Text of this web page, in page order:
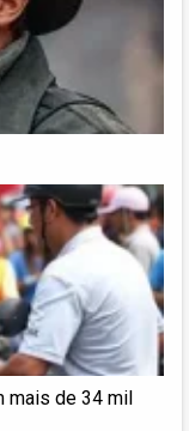
mais de 34 mil